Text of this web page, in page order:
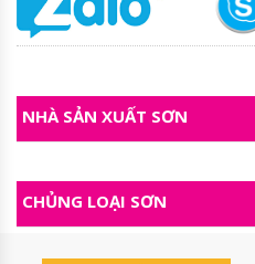
NHÀ SẢN XUẤT SƠN
CHỦNG LOẠI SƠN